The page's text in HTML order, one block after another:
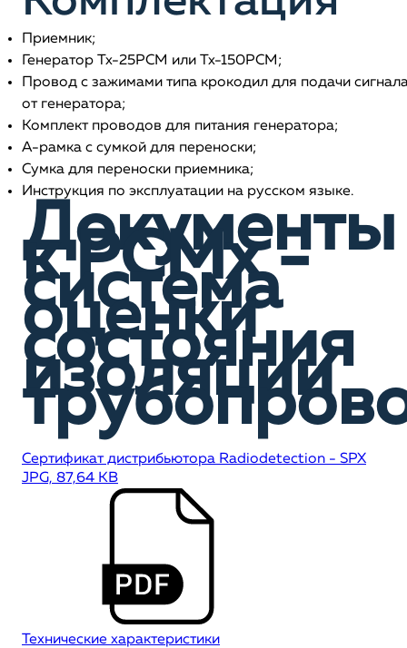
Приемник;
Генератор Tx-25PCM или Tx-150PCM;
Провод с зажимами типа крокодил для подачи
от генератора;
Комплект проводов для питания генератора;
А-рамка с сумкой для переноски;
Сумка для переноски приемника;
Инструкция по эксплуатации на русском языке.
Документы
к PCMx -
система
оценки
состояния
изоляции
Сертификат дистрибьютора Radiodetection - SPX
JPG, 87,64 KB
Технические характеристики